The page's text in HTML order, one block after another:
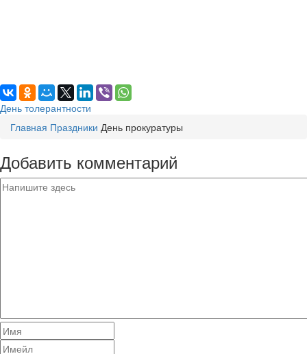
День толерантности
Главная Праздники День прокуратуры
Добавить комментарий